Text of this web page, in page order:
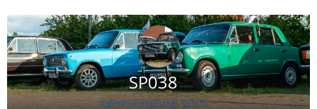
SP038
Администратор сайта